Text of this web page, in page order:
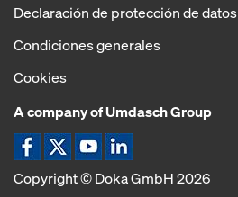
Declaración de protección de datos
Condiciones generales
Cookies
A company of Umdasch Group
Copyright © Doka GmbH 2026